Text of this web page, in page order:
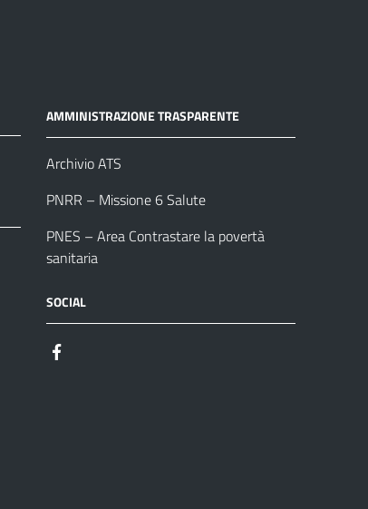
AMMINISTRAZIONE TRASPARENTE
Archivio ATS
PNRR – Missione 6 Salute
PNES – Area Contrastare la povertà
sanitaria
SOCIAL